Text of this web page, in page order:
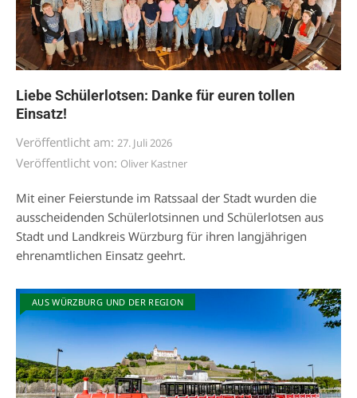
Liebe Schülerlotsen: Danke für euren tollen
Einsatz!
Veröffentlicht am: 27. Juli 2026
Veröffentlicht von: Oliver Kastner
Mit einer Feierstunde im Ratssaal der Stadt wurden die
ausscheidenden Schülerlotsinnen und Schülerlotsen aus
Stadt und Landkreis Würzburg für ihren langjährigen
ehrenamtlichen Einsatz geehrt.
AUS WÜRZBURG UND DER REGION